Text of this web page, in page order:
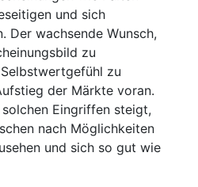
und sich
Der wachsende Wunsch,
zu
zu
der Märkte voran.
Eingriffen steigt,
nach Möglichkeiten
und sich so gut wie